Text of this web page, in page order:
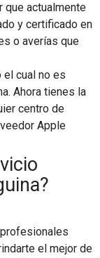
que actualmente
y certificado en
o averías que
el cual no es
Ahora tienes la
centro de
Apple
el mejor de